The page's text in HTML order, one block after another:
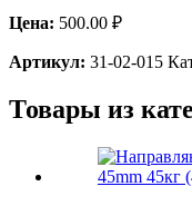
Цена: 500.00 ₽
Артикул: 31-02-015
Товары из